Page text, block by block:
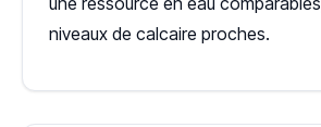
niveaux de calcaire proches.